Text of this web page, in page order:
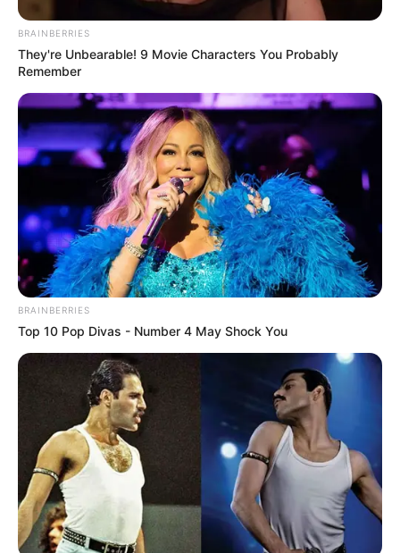
BRAINBERRIES
They're Unbearable! 9 Movie Characters You Probably
Remember
BRAINBERRIES
Top 10 Pop Divas - Number 4 May Shock You